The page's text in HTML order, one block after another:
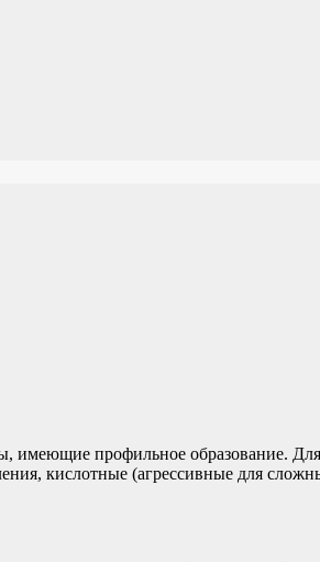
имеющие профильное образование.
кислотные (агрессивные для